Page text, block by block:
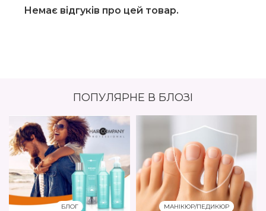
Немає відгуків про цей товар.
ПОПУЛЯРНЕ В БЛОЗІ
БЛОГ МАНІКЮР/ПЕДИКЮР